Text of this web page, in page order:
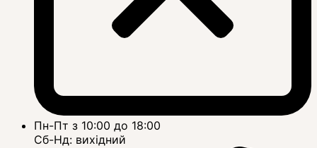
Пн-Пт з 10:00 до 18:00
Сб-Нд: вихідний